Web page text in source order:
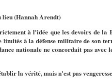
lieu(Hannah Arendt)
à l'idée que les devoirs de
limités à la défense militaire de son
nationale ne concordait pas
la vérité, mais n'est pas